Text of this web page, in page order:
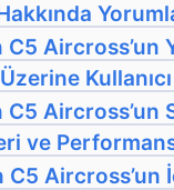
Aircross’un
C5 Aircross’un
ve
C5 Aircross’un